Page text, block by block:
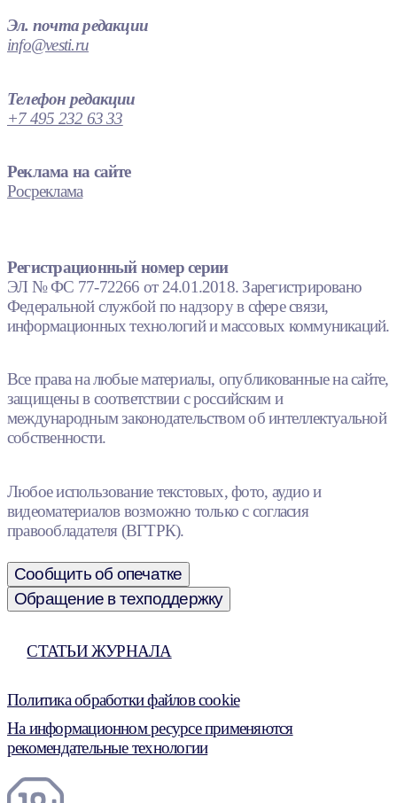
Эл. почта редакции
info@vesti.ru
Телефон редакции
+7 495 232 63 33
Реклама на сайте
Росреклама
Регистрационный номер серии
ЭЛ № ФС 77-72266 от 24.01.2018. Зарегистрировано
Федеральной службой по надзору в сфере связи,
информационных технологий и массовых коммуникаций.
Все права на любые материалы, опубликованные на сайте,
защищены в соответствии с российским и
международным законодательством об интеллектуальной
собственности.
Любое использование текстовых, фото, аудио и
видеоматериалов возможно только с согласия
правообладателя (ВГТРК).
Сообщить об опечатке
Обращение в техподдержку
СТАТЬИ ЖУРНАЛА
Политика обработки файлов cookie
На информационном ресурсе применяются
рекомендательные технологии